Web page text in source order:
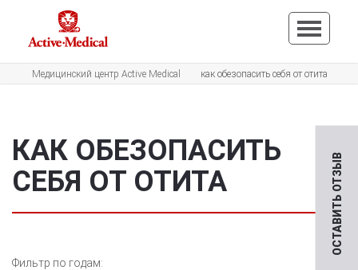
ОСТАВИТЬ ОТЗЫВ
Медицинский центр Active Medical как обезопасить себя от отита
КАК ОБЕЗОПАСИТЬ
СЕБЯ ОТ ОТИТА
Фильтр по годам: